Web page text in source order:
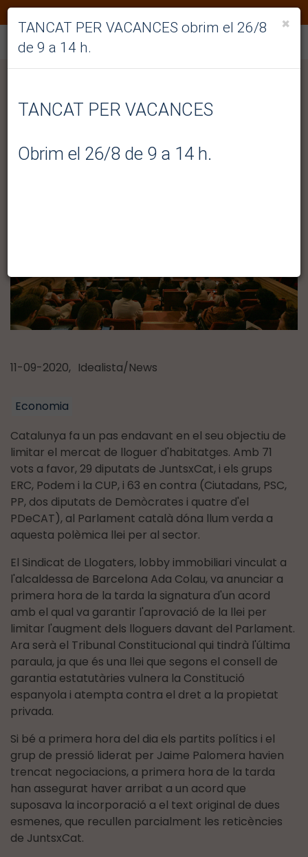
11-09-2020, Idealista/News
Economia
Catalunya fa un pas endavant en el seu objectiu de
limitar el mercat de lloguer d'habitatges. Amb 71
vots a favor, 29 diputats de JuntsxCat, i els grups
ERC, Podem i la CUP, i 63 en contra (Ciutadans, PSC,
PP, dos diputats de Demòcrates i quatre d'el
PDeCAT), al Parlament català dóna llum verda a
aquesta polèmica llei per al sector.
El Sindicat de Llogaters, lobby immobiliari vinculat a
l'alcaldessa de Barcelona Ada Colau, va anunciar a
primera hora de la tarda la signatura d'un acord
amb el qual va garantir l'aprovació de la llei per
limitar l'augment dels lloguers davant del Parlament.
Ara serà el Tribunal Constitucional qui tindrà l'última
paraula, ja que és una llei que segons el consell de
garantia estatutàries vulnera la Constitució
espanyola i atempta contra el dret a la propietat
privada.
Si bé a primera hora del dia els partits polítics i el
grup de pressió liderat per Jaime Palomera havien
trencat negociacions, a primera hora de la tarda
han assegurat haver arribat a un acord que
suposava la incorporació a el text original de dues
esmenes, que recullen parcialment les reticències
de JuntsxCat.
×
TANCAT PER VACANCES obrim el 26/8
de 9 a 14 h.
TANCAT PER VACANCES
Obrim el 26/8 de 9 a 14 h.